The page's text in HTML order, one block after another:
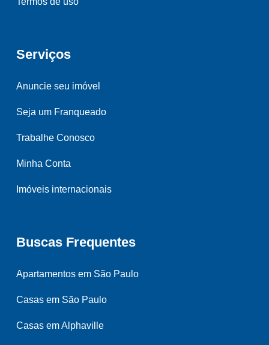
Serviços
Anuncie seu imóvel
Seja um Franqueado
Trabalhe Conosco
Minha Conta
Imóveis internacionais
Buscas Frequentes
Apartamentos em São Paulo
Casas em São Paulo
Casas em Alphaville